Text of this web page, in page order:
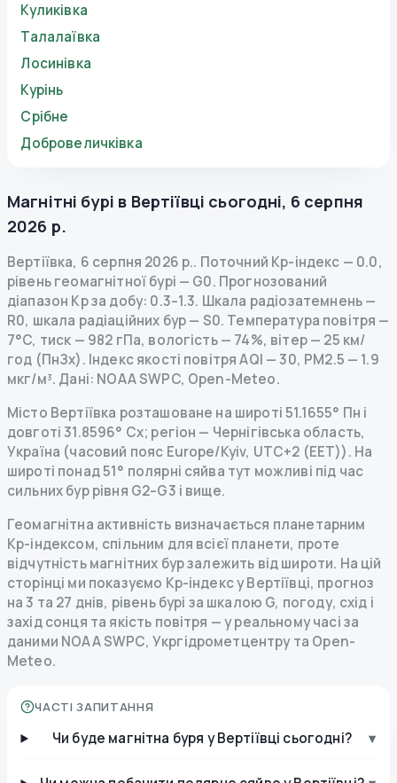
Куликівка
Талалаївка
Лосинівка
Курінь
Срібне
Добровеличківка
Магнітні бурі в Вертіївці сьогодні, 6 серпня
2026 р.
Вертіївка, 6 серпня 2026 р.. Поточний Kp-індекс — 0.0,
рівень геомагнітної бурі — G0. Прогнозований
діапазон Kp за добу: 0.3–1.3. Шкала радіозатемнень—
R0, шкала радіаційних бур— S0. Температура повітря —
7°C, тиск — 982 гПа, вологість — 74%, вітер — 25 км/
год (ПнЗх). Індекс якості повітря AQI — 30, PM2.5 — 1.9
мкг/м³. Дані: NOAA SWPC, Open-Meteo.
Місто Вертіївка розташоване на широті 51.1655° Пн і
довготі 31.8596° Сх; регіон — Чернігівська область,
Україна (часовий пояс Europe/Kyiv, UTC+2 (EET)). На
широті понад 51° полярні сяйва тут можливі під час
сильних бур рівня G2–G3 і вище.
Геомагнітна активність визначається планетарним
Kp-індексом, спільним для всієї планети, проте
відчутність магнітних бур залежить від широти. На цій
сторінці ми показуємо Kp-індекс у Вертіївці, прогноз
на 3 та 27 днів, рівень бурі за шкалою G, погоду, схід і
захід сонця та якість повітря — у реальному часі за
даними NOAA SWPC, Укргідрометцентру та Open-
Meteo.
ЧАСТІ ЗАПИТАННЯ
Чи буде магнітна буря у Вертіївці сьогодні? ▾